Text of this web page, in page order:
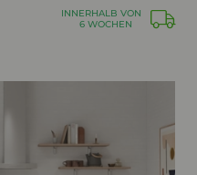
INNERHALB VON
6 WOCHEN